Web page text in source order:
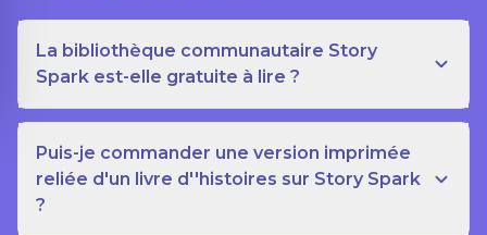
La bibliothèque communautaire Story
Spark est-elle gratuite à lire ?
Puis-je commander une version imprimée
reliée d'un livre d''histoires sur Story Spark
?